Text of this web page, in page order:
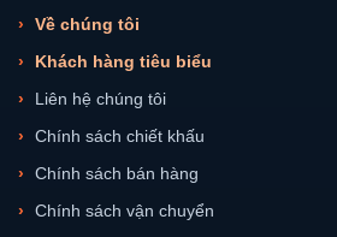
Về chúng tôi
Khách hàng tiêu biểu
Liên hệ chúng tôi
Chính sách chiết khấu
Chính sách bán hàng
Chính sách vận chuyển